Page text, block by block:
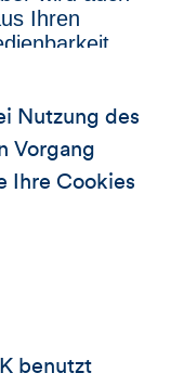
Nutzung des
Vorgang
Ihre Cookies
benutzt